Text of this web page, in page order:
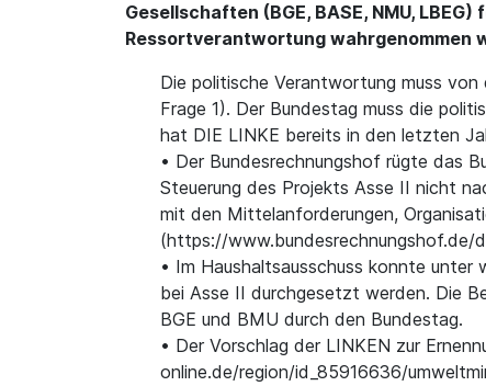
Gesellschaften (BGE, BASE, NMU,
Ressortverantwortung wahrgenommen
Die politische Verantwortung muss
Frage 1). Der Bundestag muss die
hat DIE LINKE bereits in den letzten
• Der Bundesrechnungshof rügte das
Steuerung des Projekts Asse II nicht
mit den Mittelanforderungen,
(https://
• Im Haushaltsausschuss konnte
bei Asse II durchgesetzt werden. Die
BGE und BMU durch den Bundestag.
• Der Vorschlag der LINKEN zur
online.de/region/id_85916636/